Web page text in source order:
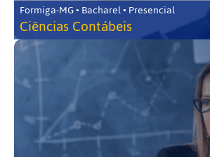
Formiga-MG • Bacharel • Presencial
Ciências Contábeis